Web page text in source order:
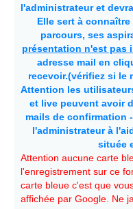
l'administrateur et
Elle sert à
parcours, ses
présentation n'est pas
adresse mail en
recevoir.(vérifiez si le
Attention les
et live peuvent avoir
mails de confirmation
l'administrateur à
située
Attention aucune carte
l'enregistrement sur ce
carte bleue c'est que
affichée par Google. Ne